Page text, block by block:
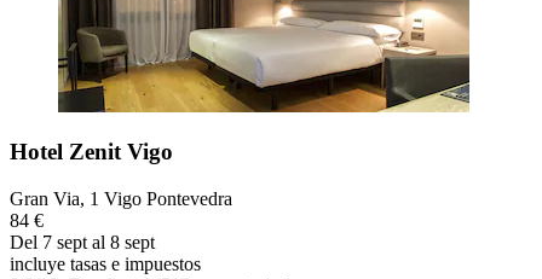
Hotel Zenit Vigo
Gran Via, 1 Vigo Pontevedra
84 €
Del 7 sept al 8 sept
incluye tasas e impuestos